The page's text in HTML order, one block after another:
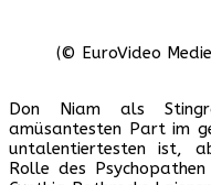
(© EuroVideo
Don Niam als
amüsantesten Part im
untalentiertesten ist,
Rolle des